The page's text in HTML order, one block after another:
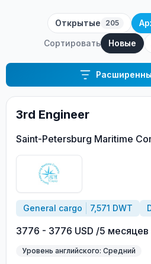
Открытые 205
Сортировать Новые
3rd Engineer
Saint-Petersburg Maritime
General cargo 7,571 DWT
3776 - 3776 USD /5 месяцев
Уровень английского: Средний